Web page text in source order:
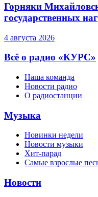
Горняки
государственных
4 августа 2026
Всё о радио «КУРС»
Наша команда
Новости радио
О радиостанции
Музыка
Новинки недели
Новости музыки
Хит-парад
Самые взрослые
Новости